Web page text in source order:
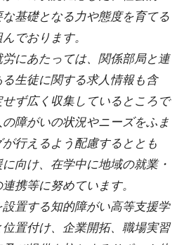
基礎となる力や態度を育てる
でおります。
にあたっては、関係部局と連
生徒に関する求人情報も含
ず広く収集しているところで
障がいの状況やニーズをふま
行えるよう配慮するととも
向け、在学中に地域の就業・
携等に努めています。
置する知的障がい高等支援学
置付け、企業開拓、職場実習